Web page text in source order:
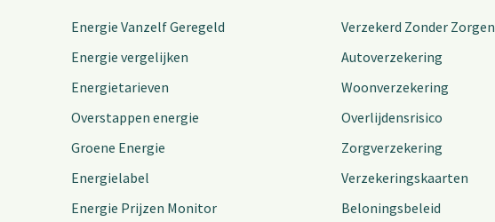
Energie Vanzelf Geregeld
Energie vergelijken
Energietarieven
Overstappen energie
Groene Energie
Energielabel
Energie Prijzen Monitor
Verzekerd Zonder Zorgen
Autoverzekering
Woonverzekering
Overlijdensrisico
Zorgverzekering
Verzekeringskaarten
Beloningsbeleid